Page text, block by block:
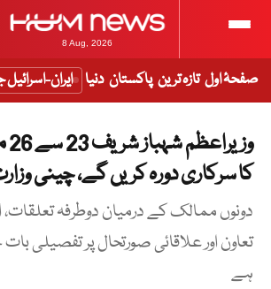
8 Aug, 2026
صفحۂ اول تازہ ترین پاکستان دنیا ایران-
کا سرکاری دورہ کریں گے، چینی
دونوں ممالک کے درمیان دوطرفہ
تعاون اور علاقائی صورتحال پر تفصیلی
ہے